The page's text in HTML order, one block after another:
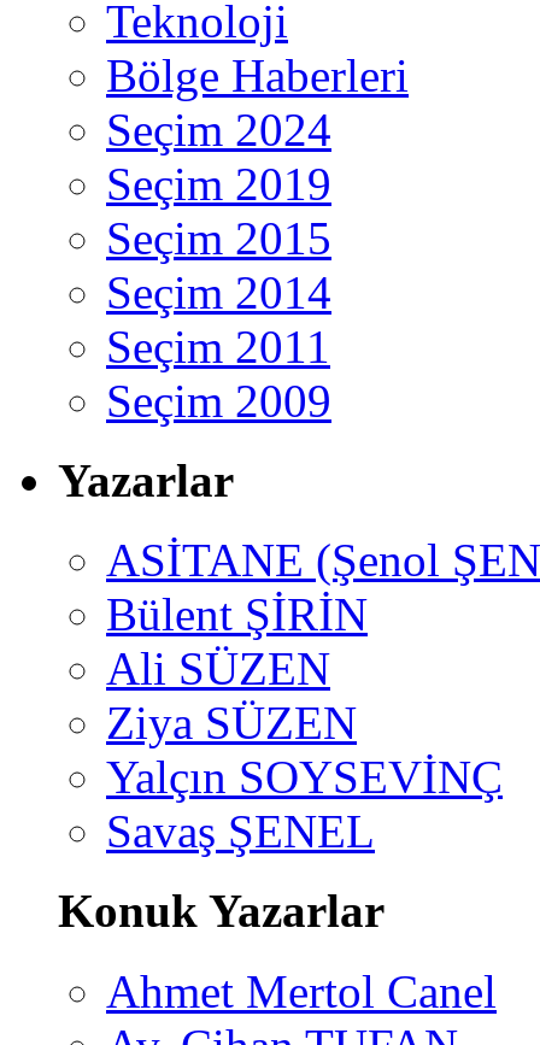
Teknoloji
Bölge Haberleri
Seçim 2024
Seçim 2019
Seçim 2015
Seçim 2014
Seçim 2011
Seçim 2009
Yazarlar
ASİTANE (Şenol
Bülent ŞİRİN
Ali SÜZEN
Ziya SÜZEN
Yalçın SOYSEVİNÇ
Savaş ŞENEL
Konuk Yazarlar
Ahmet Mertol Canel